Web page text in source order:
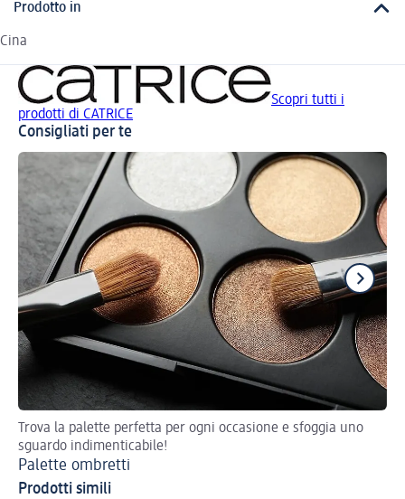
Prodotto in
Cina
Scopri tutti i
prodotti di CATRICE
Consigliati per te
Trova la palette perfetta per ogni occasione e sfoggia uno
sguardo indimenticabile!
Palette ombretti
Prodotti simili